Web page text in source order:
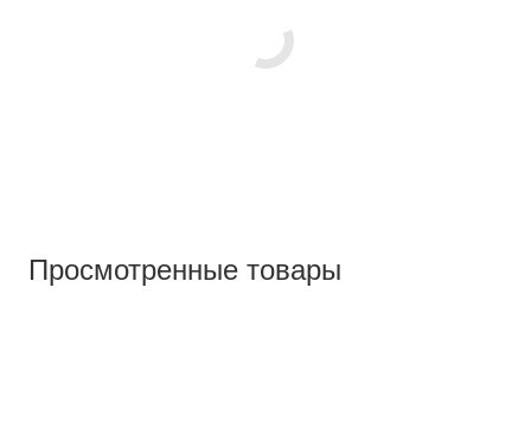
Просмотренные товары